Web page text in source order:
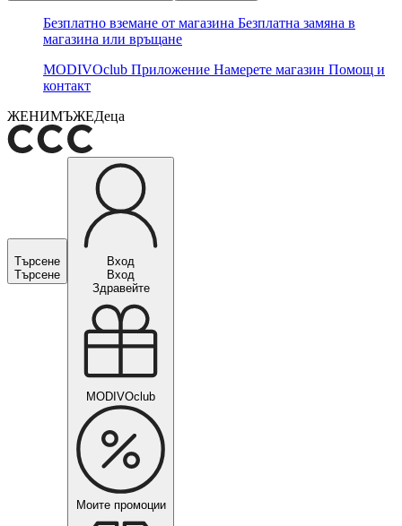
Безплатно вземане от магазина Безплатна замяна в
магазина или връщане
MODIVOclub Приложение Намерете магазин Помощ и
контакт
ЖЕНИМЪЖЕДеца
Търсене
Търсене
Вход
Вход
Здравейте
MODIVOclub
Моите промоции